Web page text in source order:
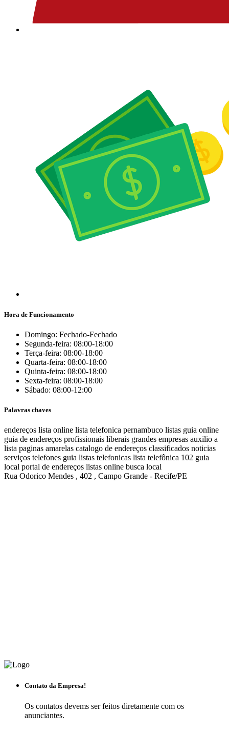
Hora de Funcionamento
Domingo: Fechado-Fechado
Segunda-feira: 08:00-18:00
Terça-feira: 08:00-18:00
Quarta-feira: 08:00-18:00
Quinta-feira: 08:00-18:00
Sexta-feira: 08:00-18:00
Sábado: 08:00-12:00
Palavras chaves
endereços lista online lista telefonica pernambuco listas guia online
guia de endereços profissionais liberais grandes empresas auxilio a
lista paginas amarelas catalogo de endereços classificados noticias
serviços telefones guia listas telefonicas lista telefônica 102 guia
local portal de endereços listas online busca local
Rua Odorico Mendes , 402 , Campo Grande - Recife/PE
Contato da Empresa!
Os contatos devems ser feitos diretamente com os
anunciantes.